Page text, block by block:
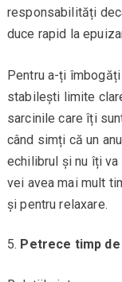
responsabilități
duce rapid la
Pentru a-ți
stabilești limite
sarcinile care îți
când simți că un
echilibrul și nu îți
vei avea mai mult
și pentru relaxare.
Petrece timp